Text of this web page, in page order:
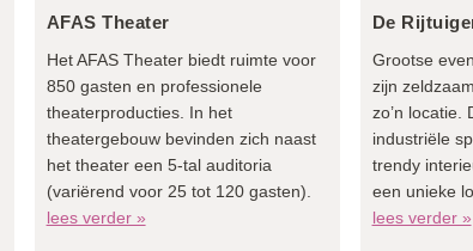
AFAS Theater
Het AFAS Theater biedt ruimte voor
850 gasten en professionele
theaterproducties. In het
theatergebouw bevinden zich naast
het theater een 5-tal auditoria
(variërend voor 25 tot 120 gasten).
lees verder »
De
Grootse
zijn
zo’n locatie.
industriële
trendy
een unieke
lees verder »